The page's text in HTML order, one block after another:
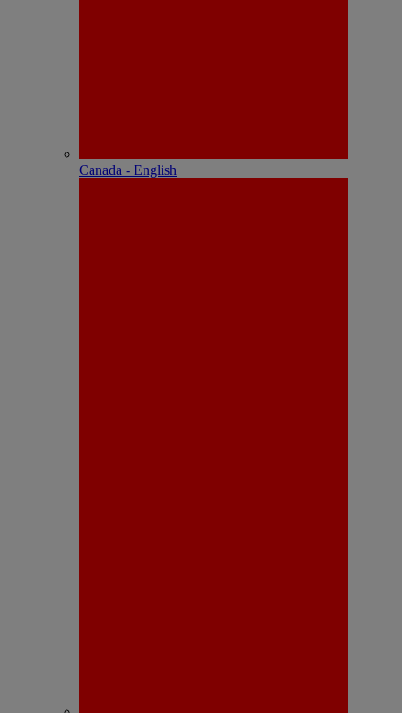
Canada - English